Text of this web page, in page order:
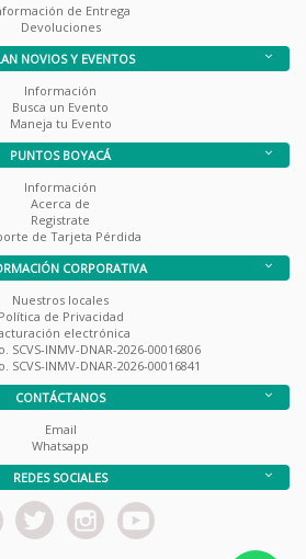
de Entrega
Devoluciones
NOVIOS Y EVENTOS
Información
Busca un Evento
Maneja tu Evento
PUNTOS BOYACÁ
Información
Acerca de
Registrate
de Tarjeta Pérdida
CORPORATIVA
Nuestros locales
Política de Privacidad
electrónica
SCVS-INMV-DNAR-2026-00016806
SCVS-INMV-DNAR-2026-00016841
CONTÁCTANOS
Email
Whatsapp
REDES SOCIALES